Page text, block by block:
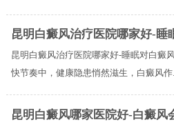
昆明白癜风治疗医院哪家好-睡
昆明白癜风治疗医院哪家好-睡眠对白癜
快节奏中，健康隐患悄然滋生，白癜风作
昆明白癜风哪家医院好-白癜风